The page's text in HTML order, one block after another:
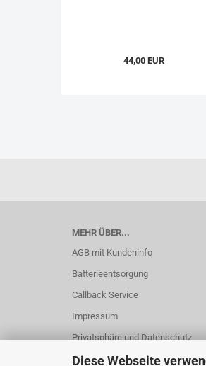
Diese Webseite
44,00 EUR
MEHR ÜBER...
AGB mit Kundeninfo
Batterieentsorgung
Callback Service
Impressum
Privatsphäre und Datenschutz
Versand- und